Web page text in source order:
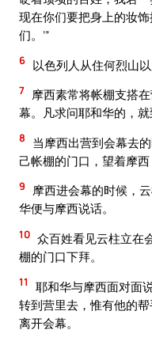
现在你们要把身上的妆
们。’”
6 以色列人从住何烈山
7 摩西素常将帐棚支搭
幕。凡求问耶和华的，就
8
当摩西出营到会幕去
己帐棚的门口，望着摩西
9
摩西进会幕的时候，
华便与摩西说话。
10 众百姓看见云柱立在
棚的门口下拜。
11
耶和华与摩西面对面
转到营里去，惟有他的
离开会幕。